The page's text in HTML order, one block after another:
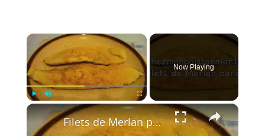
×
Fullscreen
Now Playing
×
Filets de Merlan panés